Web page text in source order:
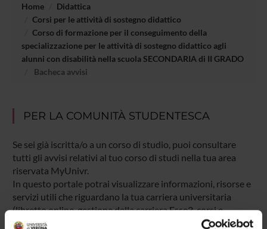
Home
Didattica
Corsi per le attività di sostegno didattico
Corso di formazione per il conseguimento della
specializzazione per le attività di sostegno didattico agli
alunni con disabilità nella scuola SECONDARIA di II GRADO
Bacheca avvisi
PER LA COMUNITÀ STUDENTESCA
Se sei già iscritta/o a un corso di studio, puoi consultare
tutti gli avvisi relativi al tuo corso di studi nella tua area
riservata MyUnivr.
In questo portale potrai visualizzare informazioni, risorse e
servizi utili che riguardano la tua carriera universitaria
(libretto online, gestione della carriera Esse3, corsi e-
learning, email istituzionale, modulistica di segreteria,